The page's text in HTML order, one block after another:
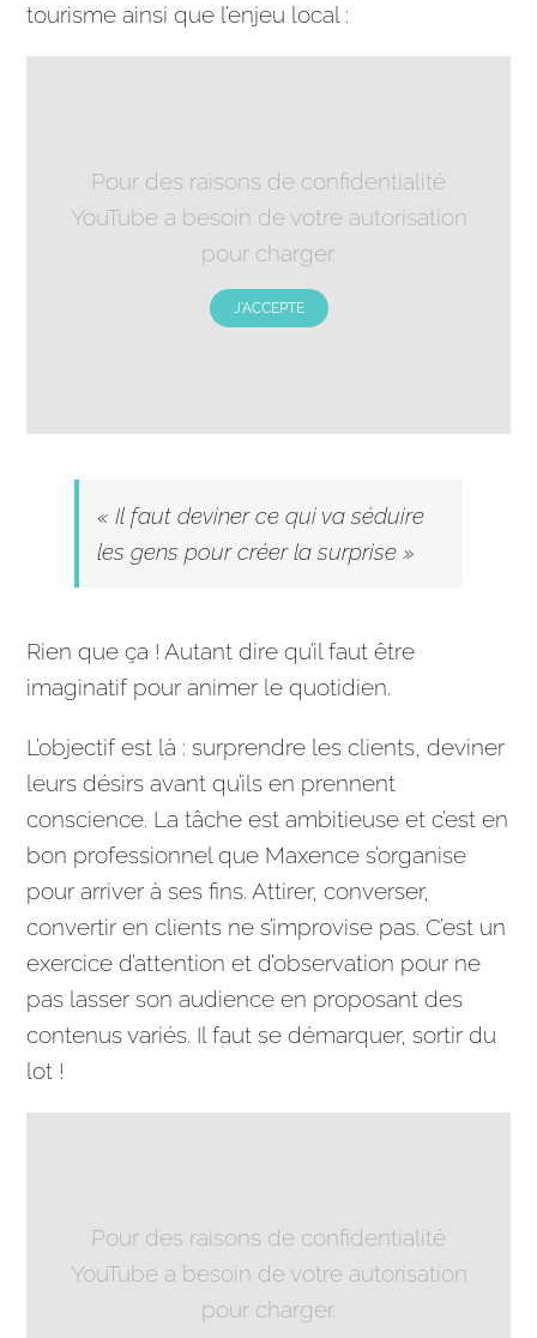
tourisme ainsi que l’enjeu local :
Pour des raisons de confidentialité
YouTube a besoin de votre autorisation
pour charger.
J'ACCEPTE
« Il faut deviner ce qui va séduire
les gens pour créer la surprise »
Rien que ça ! Autant dire qu’il faut être
imaginatif pour animer le quotidien.
L’objectif est là : surprendre les clients, deviner
leurs désirs avant qu’ils en prennent
conscience. Latâche est ambitieuse et c’est en
bon professionnel que Maxence s’organise
pour arriver à ses fins. Attirer, converser,
convertir en clients ne s’improvise pas. C’est un
exercice d’attention et d’observation pour ne
pas lasser sonaudience en proposant des
contenus variés. Il faut se démarquer, sortir du
lot !
Pour des raisons de confidentialité
YouTube a besoin de votre autorisation
pour charger.